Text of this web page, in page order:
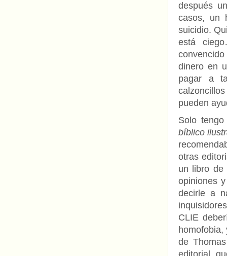
después
casos, un
suicidio.
está
dinero en
pagar a
pueden
Solo
bíblico
otras
un libro de
opiniones
decirle a
CLIE
de
editorial